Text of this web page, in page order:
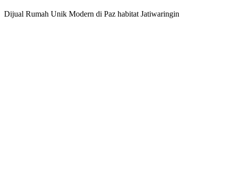
Dijual Rumah Unik Modern di Paz habitat Jatiwaringin